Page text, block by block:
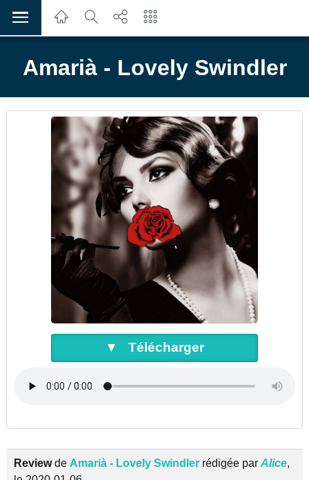
Amarià - Lovely Swindler
▼ Télécharger
Reviewde Amarià - Lovely Swindler rédigée par Alice,